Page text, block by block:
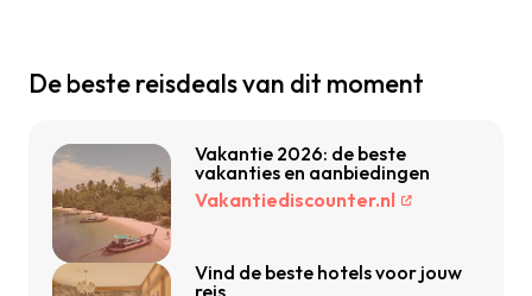
De beste reisdeals van dit moment
Vakantie 2026: de beste
vakanties en aanbiedingen
Vakantiediscounter.nl
Vind de beste hotels voor jouw
reis